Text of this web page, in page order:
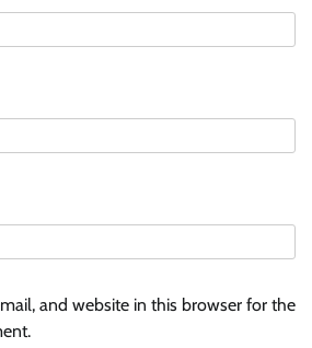
and website in this browser for the